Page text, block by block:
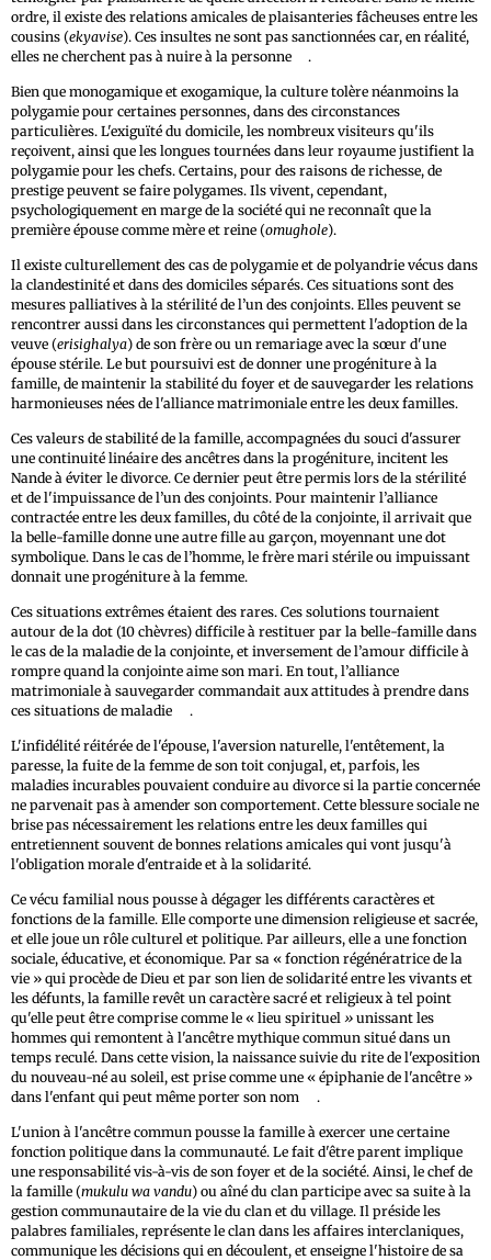
ordre, il existe des relations amicales de plaisanteries fâcheuses entre les
cousins (ekyavise). Ces insultes ne sont pas sanctionnées car, en réalité,
elles ne cherchent pas à nuire à la personne
.
Bien que monogamique et exogamique, la culture tolère néanmoins la
polygamie pour certaines personnes, dans des circonstances
particulières. L'exiguïté du domicile, les nombreux visiteurs qu'ils
reçoivent, ainsi que les longues tournées dans leur royaume justifient la
polygamie pour les chefs. Certains, pour des raisons de richesse, de
prestige peuvent se faire polygames. Ils vivent, cependant,
psychologiquement en marge de la société qui ne reconnaît que la
première épouse comme mère et reine (omughole).
Il existe culturellement des cas de polygamie et de polyandrie vécus dans
la clandestinité et dans des domiciles séparés. Ces situations sont des
mesures palliatives à la stérilité de l’un des conjoints. Elles peuvent se
rencontrer aussi dans les circonstances qui permettent l'adoption de la
veuve (erisighalya) de son frère ou un remariage avec la sœur d'une
épouse stérile. Le but poursuivi est de donner une progéniture à la
famille, de maintenir la stabilité du foyer et de sauvegarder les relations
harmonieuses nées de l'alliance matrimoniale entre les deux familles.
Ces valeurs de stabilité de la famille, accompagnées du souci d'assurer
une continuité linéaire des ancêtres dans la progéniture, incitent les
Nande à éviter le divorce. Ce dernier peut être permis lors de la stérilité
et de l'impuissance de l’un des conjoints. Pour maintenir l’alliance
contractée entre les deux familles, du côté de la conjointe, il arrivait que
la belle-famille donne une autre fille au garçon, moyennant une dot
symbolique. Dans le cas de l’homme, le frère mari stérile ou impuissant
donnait une progéniture à la femme.
Ces situations extrêmes étaient des rares. Ces solutions tournaient
autour de la dot (10 chèvres) difficile à restituer par la belle-famille dans
le cas de la maladie de la conjointe, et inversement de l’amour difficile à
rompre quand la conjointe aime son mari. En tout, l’alliance
matrimoniale à sauvegarder commandait aux attitudes à prendre dans
ces situations de maladie
.
L'infidélité réitérée de l'épouse, l'aversion naturelle, l'entêtement, la
paresse, la fuite de la femme de son toit conjugal, et, parfois, les
maladies incurables pouvaient conduire au divorce si la partie concernée
ne parvenait pas à amender son comportement. Cette blessure sociale ne
brise pas nécessairement les relations entre les deux familles qui
entretiennent souvent de bonnes relations amicales qui vont jusqu'à
l'obligation morale d'entraide et à la solidarité.
Ce vécu familial nous pousse à dégager les différents caractères et
fonctions de la famille. Elle comporte une dimension religieuse et sacrée,
et elle joue un rôle culturel et politique. Par ailleurs, elle a une fonction
sociale, éducative, et économique. Par sa « fonction régénératrice de la
vie » qui procède de Dieu et par son lien de solidarité entre les vivants et
les défunts, la famille revêt un caractère sacré et religieux à tel point
qu'elle peut être comprise comme le « lieu spirituel » unissant les
hommes qui remontent à l'ancêtre mythique commun situé dans un
temps reculé. Dans cette vision, la naissance suivie du rite de l'exposition
du nouveau-né au soleil, est prise comme une « épiphanie de l'ancêtre »
dans l'enfant qui peut même porter son nom
.
L'union à l'ancêtre commun pousse la famille à exercer une certaine
fonction politique dans la communauté. Le fait d'être parent implique
une responsabilité vis-à-vis de son foyer et de la société. Ainsi, le chef de
la famille (mukulu wa vandu) ou aîné du clan participe avec sa suite à la
gestion communautaire de la vie du clan et du village. Il préside les
palabres familiales, représente le clan dans les affaires interclaniques,
communique les décisions qui en découlent, et enseigne l'histoire de sa